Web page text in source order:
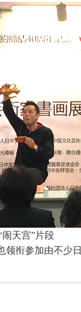
闹天宫”片段
领衔参加由不少